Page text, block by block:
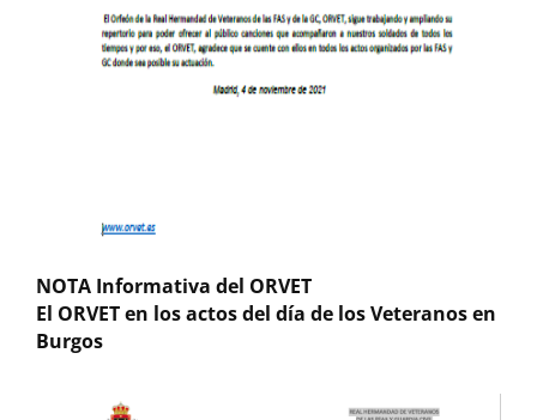
NOTA Informativa del ORVET
El ORVET en los actos del día de los Veteranos en
Burgos